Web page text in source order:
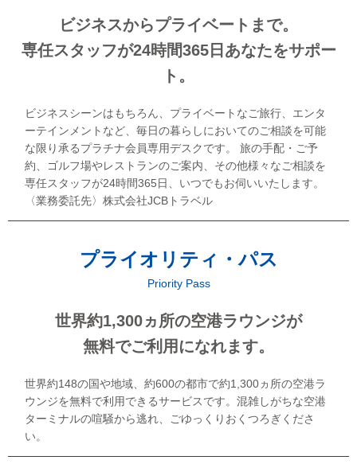
ビジネスからプライベートまで。
専任スタッフが24時間365日あなたをサポー
ト。
ビジネスシーンはもちろん、プライベートなご旅行、エンタ
ーテインメントなど、毎日の暮らしにおいてのご相談を可能
な限り承るプラチナ会員専用デスクです。 旅の手配・ご予
約、ゴルフ場やレストランのご案内、その他様々なご相談を
専任スタッフが24時間365日、いつでもお伺いいたします。
〈業務委託先〉株式会社JCBトラベル
プライオリティ・パス
Priority Pass
世界約1,300ヵ所の空港ラウンジが
無料でご利用になれます。
世界約148の国や地域、約600の都市で約1,300ヵ所の空港ラ
ウンジを無料で利用できるサービスです。混雑しがちな空港
ターミナルの喧騒から逃れ、ごゆっくりおくつろぎくださ
い。